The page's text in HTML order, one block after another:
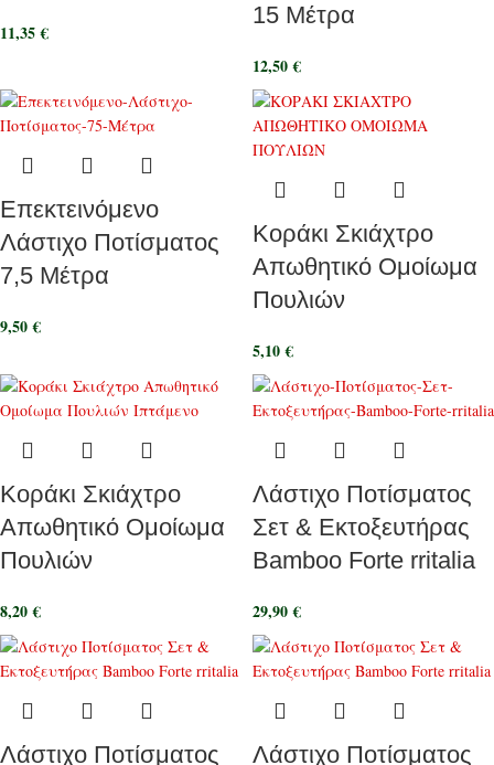
11,35€
15 Μέτρα
12,50€
Επεκτεινόμενο
Λάστιχο Ποτίσματος
7,5 Μέτρα
9,50€
Κοράκι Σκιάχτρο
Απωθητικό Ομοίωμα
Πουλιών
5,10€
Κοράκι Σκιάχτρο
Απωθητικό Ομοίωμα
Πουλιών
8,20€
Λάστιχο Ποτίσματος
Σετ & Εκτοξευτήρας
Bamboo Forte rritalia
29,90€
Λάστιχο Ποτίσματος Λάστιχο Ποτίσματος